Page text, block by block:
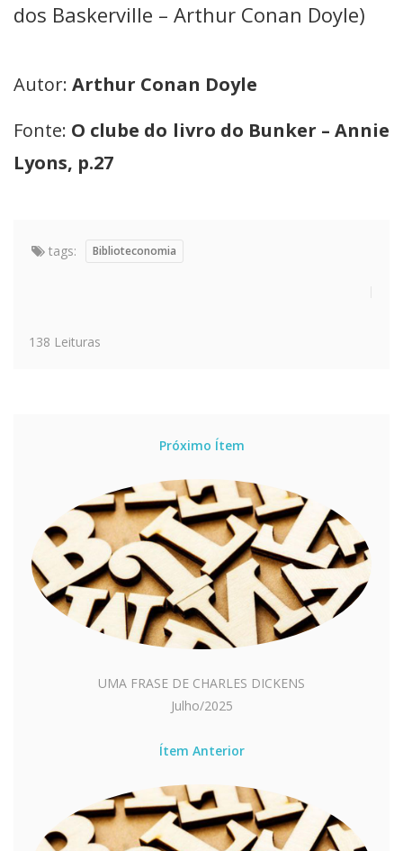
dos Baskerville – Arthur Conan Doyle)
Autor: Arthur Conan Doyle
Fonte: O clube do livro do Bunker – Annie
Lyons, p.27
tags: Biblioteconomia
138 Leituras
Próximo Ítem
UMA FRASE DE CHARLES DICKENS
Julho/2025
Ítem Anterior